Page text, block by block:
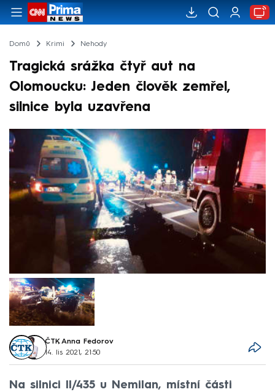
Domů Krimi Nehody
Tragická srážka čtyř aut na
Olomoucku: Jeden člověk zemřel,
silnice byla uzavřena
ČTK, Anna Fedorov
14. lis 2021, 21:50
Na silnici II/435 u Nemilan, místní části